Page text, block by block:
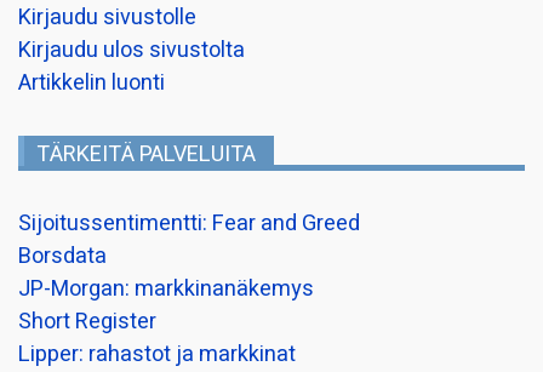
Kirjaudu sivustolle
Kirjaudu ulos sivustolta
Artikkelin luonti
TÄRKEITÄ PALVELUITA
Sijoitussentimentti: Fear and Greed
Borsdata
JP-Morgan: markkinanäkemys
Short Register
Lipper: rahastot ja markkinat